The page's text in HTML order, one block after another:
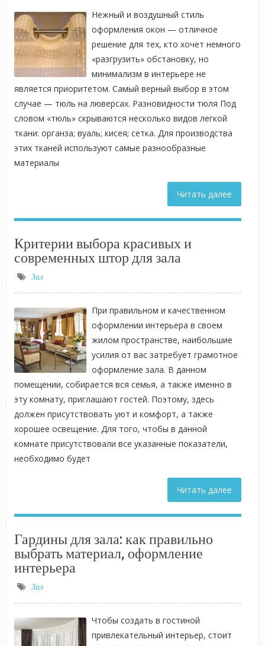
Нежный и воздушный стиль
оформления окон — отличное
решение для тех, кто хочет немного
«разгрузить» обстановку, но
минимализм в интерьере не
является приоритетом. Самый верный выбор в этом
случае — тюль на люверсах. Разновидности тюля Под
словом «тюль» скрываются несколько видов легкой
ткани: органза; вуаль; кисея; сетка. Для производства
этих тканей используют самые разнообразные
материалы
Читать далее
Критерии выбора красивых и
современных штор для зала
Зал
При правильном и качественном
оформлении интерьера в своем
жилом пространстве, наибольшие
усилия от вас затребует грамотное
оформление зала. В данном
помещении, собирается вся семья, а также именно в
эту комнату, приглашают гостей. Поэтому, здесь
должен присутствовать уют и комфорт, а также
хорошее освещение. Для того, чтобы в данной
комнате присутствовали все указанные показатели,
необходимо будет
Читать далее
Гардины для зала: как правильно
выбрать материал, оформление
интерьера
Зал
Чтобы создать в гостиной
привлекательный интерьер, стоит